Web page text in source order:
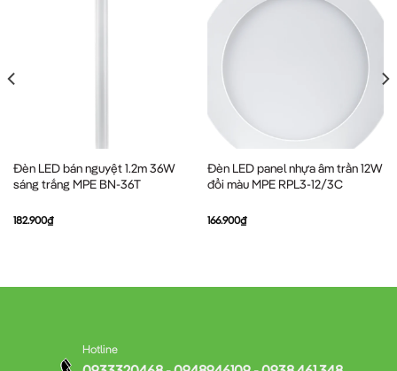
Đèn LED bán nguyệt 1.2m 36W
sáng trắng MPE BN-36T
182.900₫
Đèn LED panel nhựa âm trần 12W
đổi màu MPE RPL3-12/3C
166.900₫
Hotline